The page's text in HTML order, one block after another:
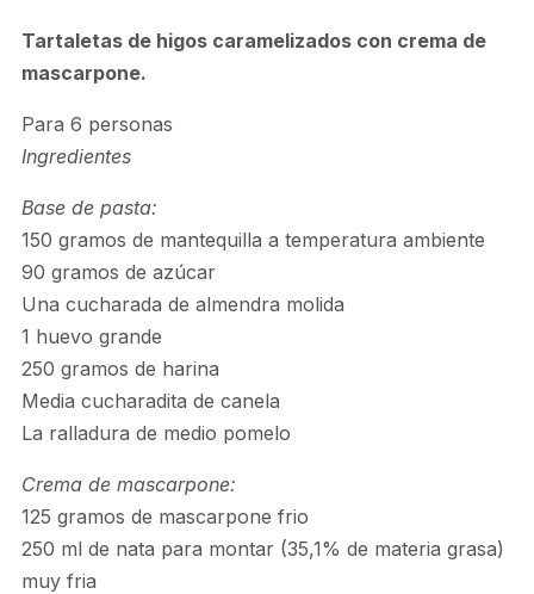
Tartaletas de higos caramelizados con crema de
mascarpone.
Para 6 personas
Ingredientes
Base de pasta:
150 gramos de mantequilla a temperatura ambiente
90 gramos de azúcar
Una cucharada de almendra molida
1 huevo grande
250 gramos de harina
Media cucharadita de canela
La ralladura de medio pomelo
Crema de mascarpone:
125 gramos de mascarpone frio
250 ml de nata para montar (35,1% de materia grasa)
muy fria